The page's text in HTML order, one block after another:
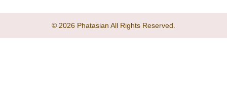
© 2026 Phatasian All Rights Reserved.